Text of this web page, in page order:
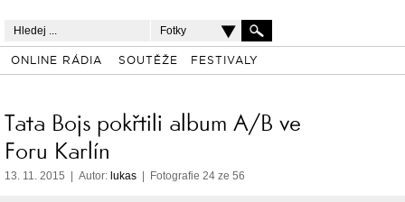
Fotky
ONLINE RÁDIA SOUTĚŽE FESTIVALY
Tata Bojs pokřtili album A/B ve
Foru Karlín
13. 11. 2015 | Autor: lukas | Fotografie 24 ze 56